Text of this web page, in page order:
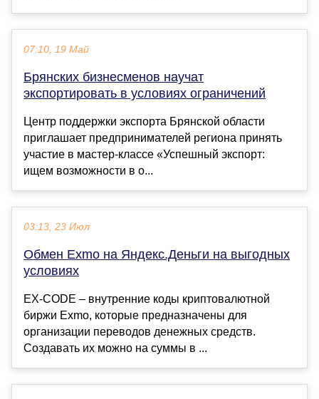
07:10, 19 Май
Брянских бизнесменов научат
экспортировать в условиях ограничений
Центр поддержки экспорта Брянской области
приглашает предпринимателей региона принять
участие в мастер-классе «Успешный экспорт:
ищем возможности в о...
03:13, 23 Июл
Обмен Exmo на Яндекс.Деньги на выгодных
условиях
EX-CODE – внутренние коды криптовалютной
биржи Exmo, которые предназначены для
организации переводов денежных средств.
Создавать их можно на суммы в ...